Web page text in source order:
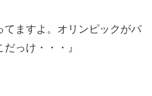
てますよ。オリンピックがパ
っけ・・・』